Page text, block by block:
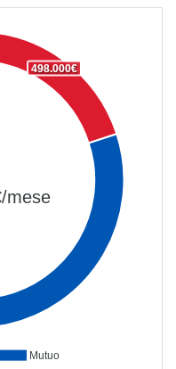
Mutuo
498.000€
mese